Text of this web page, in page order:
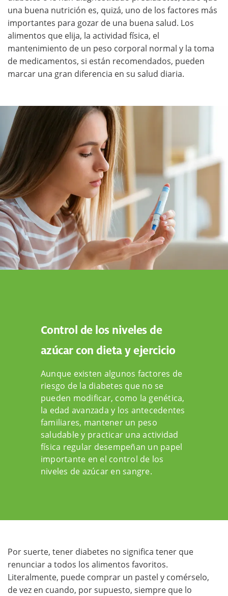
una buena nutrición es, quizá, uno de los factores más
importantes para gozar de una buena salud. Los
alimentos que elija, la actividad física, el
mantenimiento de un peso corporal normal y la toma
de medicamentos, si están recomendados, pueden
marcar una gran diferencia en su salud diaria.
Control de los niveles de
azúcar con dieta y ejercicio
Aunque existen algunos factores de
riesgo de la diabetes que no se
pueden modificar, como la genética,
la edad avanzada y los antecedentes
familiares, mantener un peso
saludable y practicar una actividad
física regular desempeñan un papel
importante en el control de los
niveles de azúcar en sangre.
Por suerte, tener diabetes no significa tener que
renunciar a todos los alimentos favoritos.
Literalmente, puede comprar un pastel y comérselo,
de vez en cuando, por supuesto, siempre que lo